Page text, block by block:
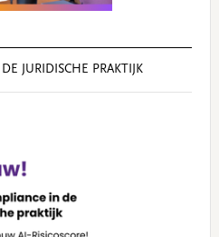
JURIDISCHE PRAKTIJK